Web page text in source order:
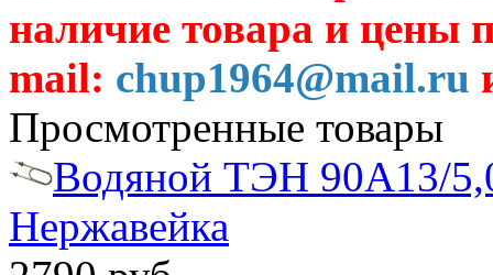
наличие товара и цены
mail: chup1964@mail.ru
Просмотренные товары
Водяной ТЭН 90А13/
Нержавейка